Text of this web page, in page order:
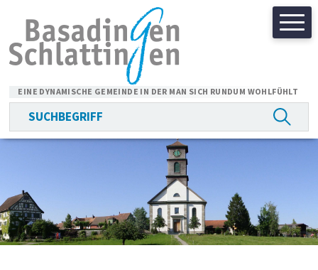
Navigieren in Basadingen-
Schnellnavigation
EINE DYNAMISCHE GEMEINDE IN DER MAN SICH RUNDUM WOHLFÜHLT
Suchbegriff
Hauptnavigation